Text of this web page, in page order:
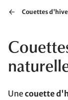
Couettes
Unecouette